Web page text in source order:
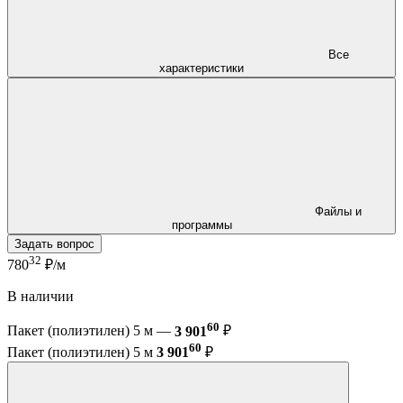
характеристики
программы
Задать вопрос
78032 ₽/м
В наличии
Пакет (полиэтилен) 5 м — 3 90160 ₽
Пакет (полиэтилен) 5 м 3 90160 ₽